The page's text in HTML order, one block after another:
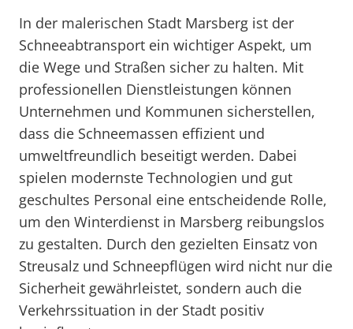
In der malerischen Stadt Marsberg ist der
Schneeabtransport ein wichtiger Aspekt, um
die Wege und Straßen sicher zu halten. Mit
professionellen Dienstleistungen können
Unternehmen und Kommunen sicherstellen,
dass die Schneemassen effizient und
umweltfreundlich beseitigt werden. Dabei
spielen modernste Technologien und gut
geschultes Personal eine entscheidende Rolle,
um den Winterdienst in Marsberg reibungslos
zu gestalten. Durch den gezielten Einsatz von
Streusalz und Schneepflügen wird nicht nur die
Sicherheit gewährleistet, sondern auch die
Verkehrssituation in der Stadt positiv